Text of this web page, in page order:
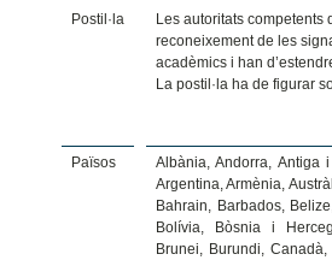
Postil·la
Les autoritats competents
reconeixement de les
acadèmics i han
La postil·la ha de figurar
Països
Albània, Andorra, Antiga
Argentina, Armènia,
Bahrain, Barbados,
Bolívia, Bòsnia i
Brunei, Burundi,